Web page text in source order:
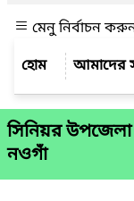
মেনু নির্বাচন
আমাদের
সিনিয়র উপজেলা
নওগাঁ